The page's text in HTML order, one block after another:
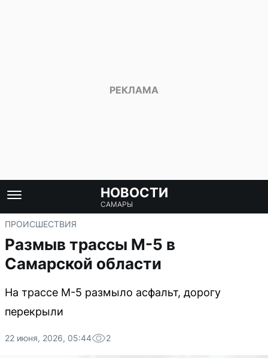
НОВОСТИ
САМАРЫ
ПРОИСШЕСТВИЯ
Размыв трассы М-5 в
Самарской области
На трассе М-5 размыло асфальт, дорогу
перекрыли
22 июня, 2026, 05:44 2